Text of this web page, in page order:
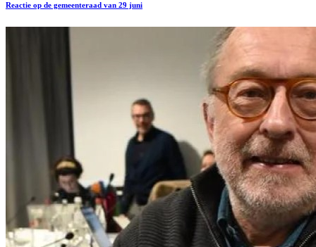
Reactie op de gemeenteraad van 29 juni